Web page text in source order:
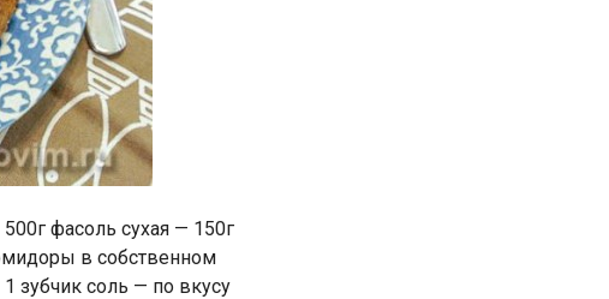
фасоль сухая — 150г
в собственном
зубчик соль — по вкусу